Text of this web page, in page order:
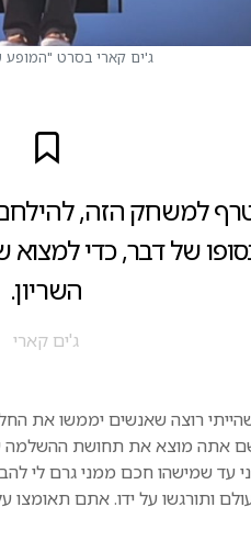
ג'ים קארי בסרט "המופע
למשחק הזה,
של דבר, כדי למצוא
השריון.
ג'ים קארי
רוצה שאנשים יממשו את
אתה מוצא את תחושת
עד שמישהו חכם ממני גרם לי
ותורגשו על ידו. אתם תאומצו